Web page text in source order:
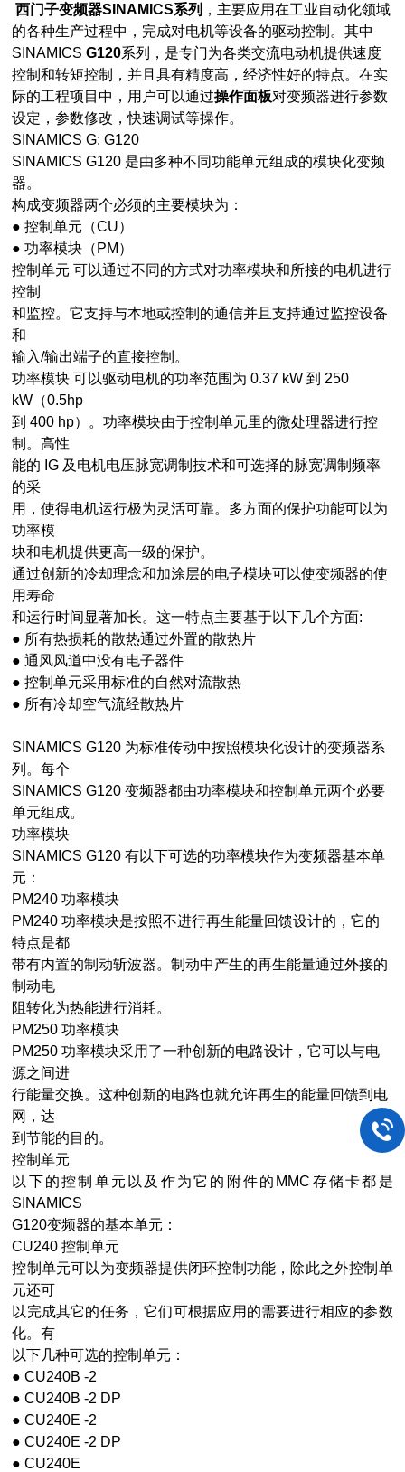
西门子变频器SINAMICS系列 ，主要应用在工业自动化领域
的各种生产过程中，完成对电机等设备的驱动控制。其中
SINAMICSG120系列，是专门为各类交流电动机提供速度
控制和转矩控制，并且具有精度高，经济性好的特点。在实
际的工程项目中，用户可以通过操作面板对变频器进行参数
设定，参数修改，快速调试等操作。
SINAMICS G: G120
SINAMICS G120 是由多种不同功能单元组成的模块化变频
器。
构成变频器两个必须的主要模块为：
● 控制单元（CU）
● 功率模块（PM）
控制单元 可以通过不同的方式对功率模块和所接的电机进行
控制
和监控。它支持与本地或控制的通信并且支持通过监控设备
和
输入/输出端子的直接控制。
功率模块 可以驱动电机的功率范围为 0.37 kW 到 250
kW（0.5hp
到 400 hp）。功率模块由于控制单元里的微处理器进行控
制。高性
能的 IG 及电机电压脉宽调制技术和可选择的脉宽调制频率
的采
用，使得电机运行极为灵活可靠。多方面的保护功能可以为
功率模
块和电机提供更高一级的保护。
通过创新的冷却理念和加涂层的电子模块可以使变频器的使
用寿命
和运行时间显著加长。这一特点主要基于以下几个方面:
● 所有热损耗的散热通过外置的散热片
● 通风风道中没有电子器件
● 控制单元采用标准的自然对流散热
● 所有冷却空气流经散热片
SINAMICS G120 为标准传动中按照模块化设计的变频器系
列。每个
SINAMICS G120 变频器都由功率模块和控制单元两个必要
单元组成。
功率模块
SINAMICS G120 有以下可选的功率模块作为变频器基本单
元：
PM240 功率模块
PM240 功率模块是按照不进行再生能量回馈设计的，它的
特点是都
带有内置的制动斩波器。制动中产生的再生能量通过外接的
制动电
阻转化为热能进行消耗。
PM250 功率模块
PM250 功率模块采用了一种创新的电路设计，它可以与电
源之间进
行能量交换。这种创新的电路也就允许再生的能量回馈到电
网，达
到节能的目的。
控制单元
以下的控制单元以及作为它的附件的MMC存储卡都是
SINAMICS
G120变频器的基本单元：
CU240 控制单元
控制单元可以为变频器提供闭环控制功能，除此之外控制单
元还可
以完成其它的任务，它们可根据应用的需要进行相应的参数
化。有
以下几种可选的控制单元：
● CU240B -2
● CU240B -2 DP
● CU240E -2
● CU240E -2 DP
● CU240E